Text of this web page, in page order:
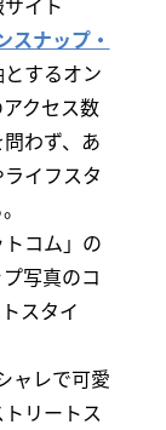
スナップ・
するオン
クセス数
わず、あ
イフスタ
コム」の
写真のコ
スタイ
ャレで可愛
リートス